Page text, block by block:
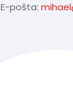
E-pošta: